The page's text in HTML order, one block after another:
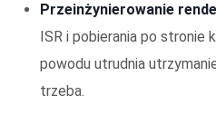
Przeinżynierowanie
ISR i pobierania po stronie
powodu utrudnia
trzeba.